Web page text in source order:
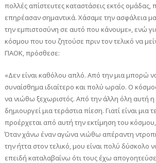
πολλές απίστευτες καταστάσεις εκτός
επηρέασαν σημαντικά. Χάσαμε την ασφάλεια
την εμπιστοσύνη σε αυτό που κάνουμε», ενώ
κόσμου που του ζητούσε πριν τον τελικό να
ΠΑΟΚ, πρόσθεσε:
«Δεν είναι καθόλου απλό. Από την μια μπορώ
συναίσθημα ιδιαίτερο και πολύ ωραίο. Ο
να νιώθω ξεχωριστός. Από την άλλη όλη αυτή η
δημιουργεί μια τεράστια πίεση. Γιατί είναι
προέρχεται από αυτή την εκτίμηση του
Όταν χάνω έναν αγώνα νιώθω απέραντη
την ήττα στον τελικό, μου είναι πολύ δύσκολο
επειδή καταλαβαίνω ότι τους έχω